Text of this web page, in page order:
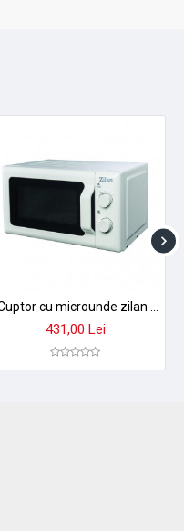
a mesei, dezghețarea
preferate.
ta
- raport calitate-
431,00 Lei